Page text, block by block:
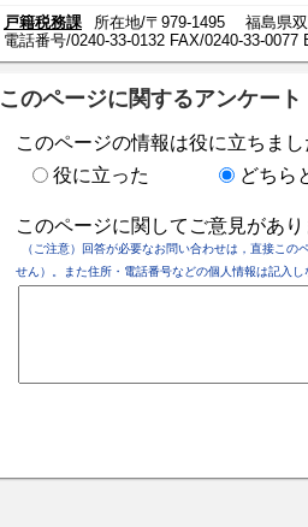
戸籍税務課
所在地/〒979-1495 福島県双
電話番号/0240-33-0132 FAX/0240-33-0077
このページに関するアンケート
このページの情報は役に立ちまし
役に立った
どちら
このページに関してご意見があ
（ご注意）回答が必要なお問い合わせは，直接こ
せん）。また住所・電話番号などの個人情報は記入し